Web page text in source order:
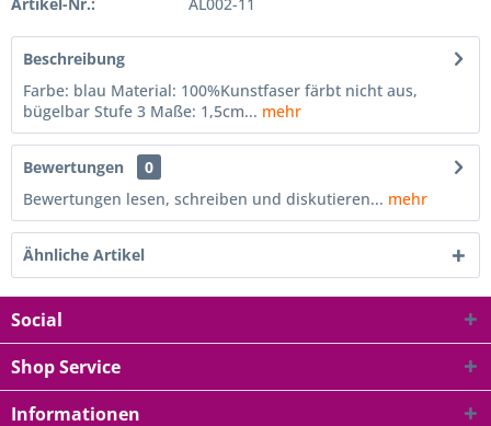
Beschreibung
Farbe: blau Material: 100%Kunstfaser färbt nicht aus,
bügelbar Stufe 3 Maße: 1,5cm... mehr
Bewertungen
0
Bewertungen lesen, schreiben und diskutieren... mehr
Ähnliche Artikel
Social
Shop Service
Informationen